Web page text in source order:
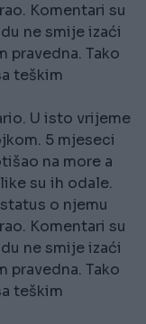
Komentari su
ne smije izaći
pravedna. Tako
teškim
U isto vrijeme
5 mjeseci
na more a
su ih odale.
o njemu
Komentari su
ne smije izaći
pravedna. Tako
teškim